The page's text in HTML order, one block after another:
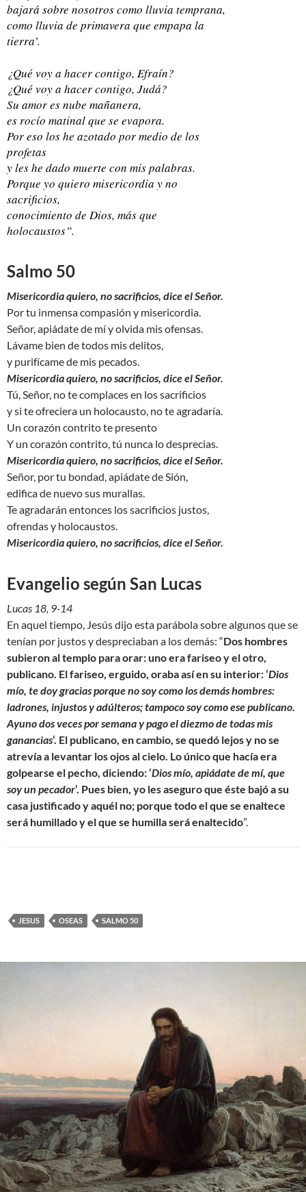
bajará sobre nosotros como lluvia temprana,
como lluvia de primavera que empapa la
tierra’.
¿Qué voy a hacer contigo, Efraín?
¿Qué voy a hacer contigo, Judá?
Su amor es nube mañanera,
es rocío matinal que se evapora.
Por eso los he azotado por medio de los
profetas
y les he dado muerte con mis palabras.
Porque yo quiero misericordia y no
sacrificios,
conocimiento de Dios, más que
holocaustos”.
Salmo 50
Misericordia quiero, no sacrificios, dice el Señor.
Por tu inmensa compasión y misericordia.
Señor, apiádate de mí y olvida mis ofensas.
Lávame bien de todos mis delitos,
y purifícame de mis pecados.
Misericordia quiero, no sacrificios, dice el Señor.
Tú, Señor, no te complaces en los sacrificios
y si te ofreciera un holocausto, no te agradaría.
Un corazón contrito te presento
Y un corazón contrito, tú nunca lo desprecias.
Misericordia quiero, no sacrificios, dice el Señor.
Señor, por tu bondad, apiádate de Sión,
edifica de nuevo sus murallas.
Te agradarán entonces los sacrificios justos,
ofrendas y holocaustos.
Misericordia quiero, no sacrificios, dice el Señor.
Evangelio según San Lucas
Lucas 18, 9-14
En aquel tiempo, Jesús dijo esta parábola sobre algunos que se
tenían por justos y despreciaban a los demás: “Dos hombres
subieron al templo para orar: uno era fariseo y el otro,
publicano. El fariseo, erguido, oraba así en su interior: ‘Dios
mío, te doy gracias porque no soy como los demás hombres:
ladrones, injustos y adúlteros; tampoco soy como ese publicano.
Ayuno dos veces por semana y pago el diezmo de todas mis
ganancias‘. El publicano, en cambio, se quedó lejos y no se
atrevía a levantar los ojos al cielo. Lo único que hacía era
golpearse el pecho, diciendo: ‘Dios mío, apiádate de mí, que
soy un pecador‘. Pues bien, yo les aseguro que éste bajó a su
casa justificado y aquél no; porque todo el que se enaltece
será humillado y el que se humilla será enaltecido”.
JESUS OSEAS SALMO 50